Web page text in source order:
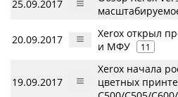
25.09.2017
20.09.2017
Xerox открыл
и МФУ
11
19.09.2017
Xerox начала
цветных